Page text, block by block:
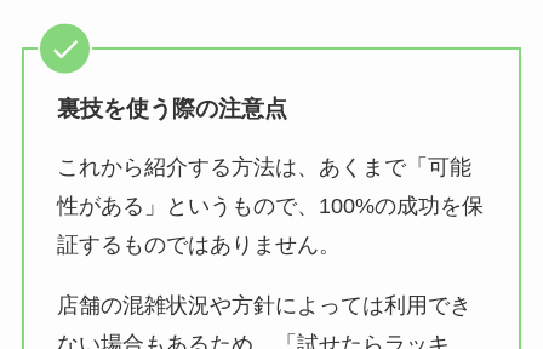
裏技を使う際の注意点
これから紹介する方法は、あくまで「可能
性がある」というもので、100%の成功を保
証するものではありません。
店舗の混雑状況や方針によっては利用でき
ない場合もあるため、「試せたらラッキ